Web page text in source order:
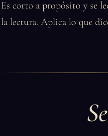
Es corto a propósito y se
la lectura. Aplica lo que